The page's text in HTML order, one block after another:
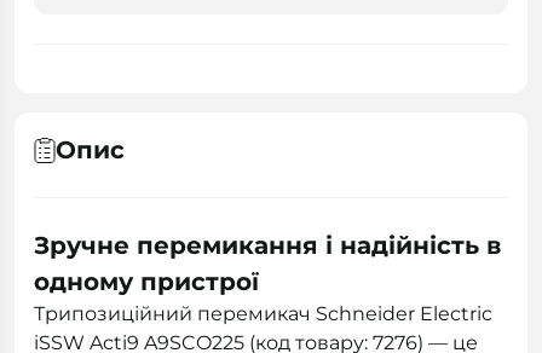
Опис
Зручне перемикання і надійність в
одному пристрої
Трипозиційний перемикач Schneider Electric
iSSW Acti9 A9SCO225 (код товару: 7276) — це